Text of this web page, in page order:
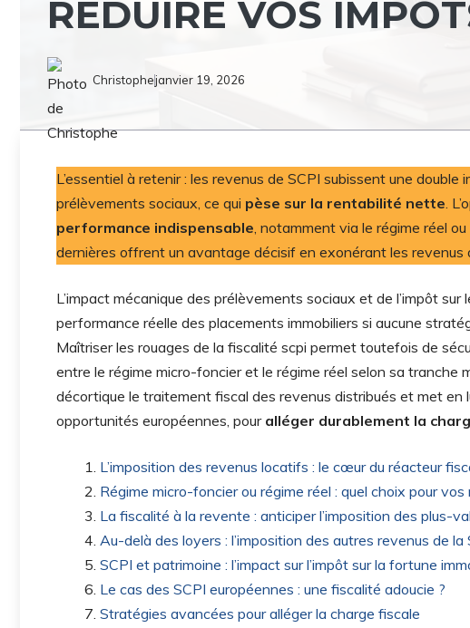
RÉDUIRE VOS
Christophejanvier 19, 2026
L’essentiel à retenir : les revenus de SCPI subissent une
prélèvements sociaux, ce qui pèse sur la rentabilité nette.
performance indispensable, notamment via le régime réel
dernières offrent un avantage décisif en exonérant les
L’impact mécanique des prélèvements sociaux et de l’impôt
performance réelle des placements immobiliers si aucune
Maîtriser les rouages de la fiscalité scpi permet toutefois de
entre le régime micro-foncier et le régime réel selon sa tranche
décortique le traitement fiscal des revenus distribués et met en
opportunités européennes, pour alléger durablement la
L’imposition des revenus locatifs : le cœur du réacteur
Régime micro-foncier ou régime réel : quel choix pour vos
La fiscalité à la revente : anticiper l’imposition des plus-
Au-delà des loyers : l’imposition des autres revenus de la
SCPI et patrimoine : l’impact sur l’impôt sur la fortune
Le cas des SCPI européennes : une fiscalité adoucie ?
Stratégies avancées pour alléger la charge fiscale